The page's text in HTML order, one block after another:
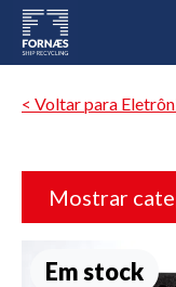
< Voltar para
Mostrar
Em stock